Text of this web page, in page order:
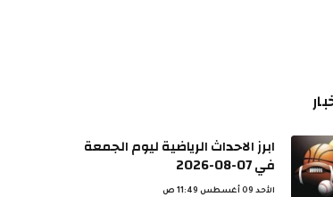
ابرز الاحداث الرياضية ليوم الجمعة
في 07-08-2026
الأحد 09 أغسطس 11:49 ص